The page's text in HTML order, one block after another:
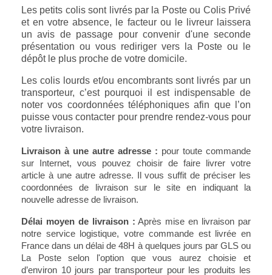
Les petits colis sont livrés par la Poste ou Colis Privé
et en votre absence, le facteur ou le livreur laissera
un avis de passage pour convenir d'une seconde
présentation ou vous rediriger vers la Poste ou le
dépôt le plus proche de votre domicile.
Les colis lourds et/ou encombrants sont livrés par un
transporteur, c’est pourquoi il est indispensable de
noter vos coordonnées téléphoniques afin que l’on
puisse vous contacter pour prendre rendez-vous pour
votre livraison.
Livraison à une autre adresse : pour toute commande
sur Internet, vous pouvez choisir de faire livrer votre
article à une autre adresse. Il vous suffit de préciser les
coordonnées de livraison sur le site en indiquant la
nouvelle adresse de livraison.
Délai moyen de livraison : Après mise en livraison par
notre service logistique, votre commande est livrée en
France dans un délai de 48H à quelques jours par GLS ou
La Poste selon l'option que vous aurez choisie et
d’environ 10 jours par transporteur pour les produits les